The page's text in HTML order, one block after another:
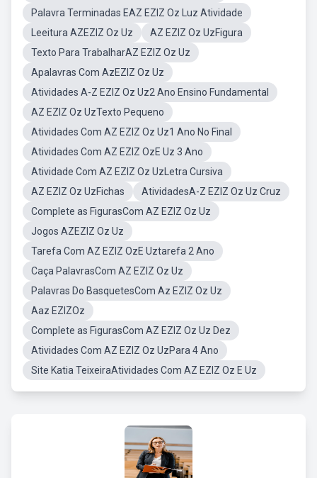
Palavra Terminadas EAZ EZIZ Oz Luz Atividade
Leeitura AZEZIZ Oz Uz
AZ EZIZ Oz UzFigura
Texto Para TrabalharAZ EZIZ Oz Uz
Apalavras Com AzEZIZ Oz Uz
Atividades A-Z EZIZ Oz Uz2 Ano Ensino Fundamental
AZ EZIZ Oz UzTexto Pequeno
Atividades Com AZ EZIZ Oz Uz1 Ano No Final
Atividades Com AZ EZIZ OzE Uz 3 Ano
Atividade Com AZ EZIZ Oz UzLetra Cursiva
AZ EZIZ Oz UzFichas
AtividadesA-Z EZIZ Oz Uz Cruz
Complete as FigurasCom AZ EZIZ Oz Uz
Jogos AZEZIZ Oz Uz
Tarefa Com AZ EZIZ OzE Uztarefa 2 Ano
Caça PalavrasCom AZ EZIZ Oz Uz
Palavras Do BasquetesCom Az EZIZ Oz Uz
Aaz EZIZOz
Complete as FigurasCom AZ EZIZ Oz Uz Dez
Atividades Com AZ EZIZ Oz UzPara 4 Ano
Site Katia TeixeiraAtividades Com AZ EZIZ Oz E Uz